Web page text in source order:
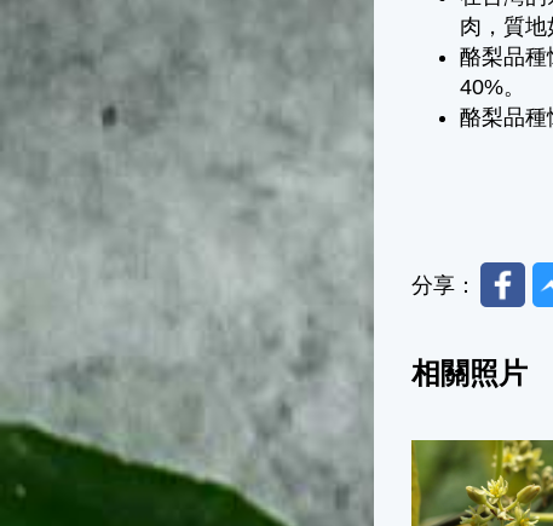
肉，質地
酪梨品種
40%。
酪梨品種
分享：
相關照片